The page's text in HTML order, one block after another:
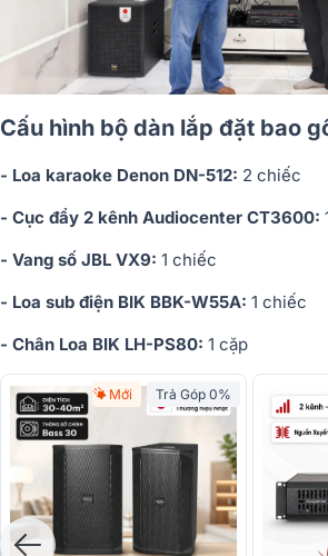
Cấu hình bộ dàn lắp đặt bao
- Loa karaoke Denon DN-512: 2 chiếc
- Cục đẩy 2 kênh Audiocenter CT3600:
- Vang số JBL VX9: 1 chiếc
- Loa sub điện BIK BBK-W55A: 1 chiếc
- Chân Loa BIK LH-PS80: 1 cặp
Mới Trả Góp 0%